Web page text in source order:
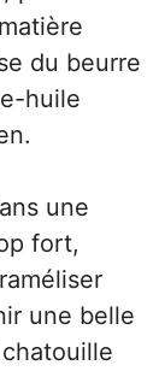
du beurre
huile
une
fort,
une belle